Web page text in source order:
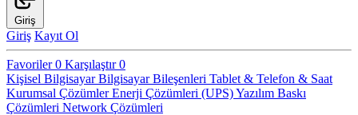
Giriş
Giriş Kayıt Ol
Favoriler0 Karşılaştır0
Kişisel BilgisayarBilgisayar Bileşenleri Tablet & Telefon & Saat
Kurumsal ÇözümlerEnerji Çözümleri (UPS)Yazılım Baskı
Çözümleri Network Çözümleri